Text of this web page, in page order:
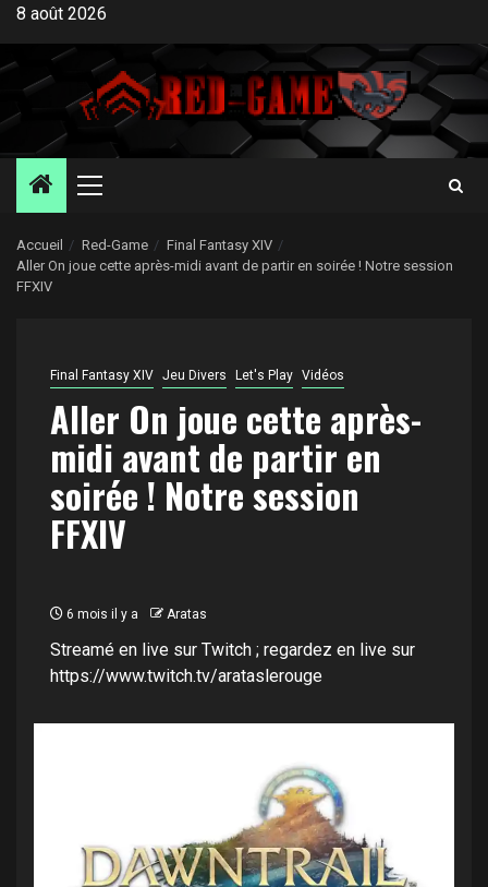
Aller
contenu
8 août 2026
Menu
Accueil Red-Game
Final Fantasy XIV
Aller On joue cette après-midi avant de partir en soirée ! Notre session
FFXIV
Final Fantasy XIV Jeu Divers Let's Play Vidéos
Aller On joue cette après-
midi avant de partir en
soirée ! Notre session
FFXIV
6 mois il y a Aratas
Streamé en live sur Twitch ; regardez en live sur
https://www.twitch.tv/arataslerouge